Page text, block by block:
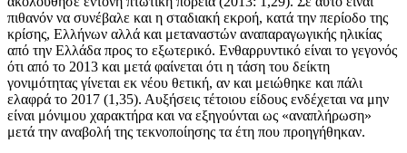
πιθανόν να συνέβαλε και η σταδιακή εκροή, κατά την περίοδο της
κρίσης, Ελλήνων αλλά και μεταναστών αναπαραγωγικής ηλικίας
από την Ελλάδα προς το εξωτερικό. Ενθαρρυντικό είναι το γεγονός
ότι από το 2013 και μετά φαίνεται ότι η τάση του δείκτη
γονιμότητας γίνεται εκ νέου θετική, αν και μειώθηκε και πάλι
ελαφρά το 2017 (1,35). Αυξήσεις τέτοιου είδους ενδέχεται να μην
είναι μόνιμου χαρακτήρα και να εξηγούνται ως «αναπλήρωση»
μετά την αναβολή της τεκνοποίησης τα έτη που προηγήθηκαν.